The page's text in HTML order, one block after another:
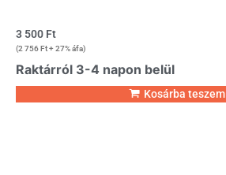
3 500 Ft
(2 756Ft+ 27% áfa)
Raktárról 3-4 napon belül
Kosárba teszem